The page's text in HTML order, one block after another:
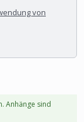
von
Anhänge sind